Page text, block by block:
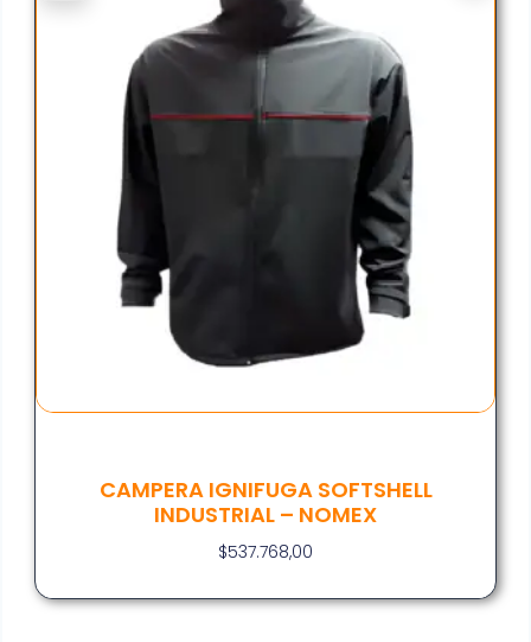
CAMPERA IGNIFUGA SOFTSHELL
INDUSTRIAL – NOMEX
$537.768,00